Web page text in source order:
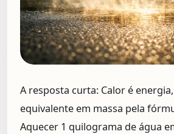
A resposta curta: Calor é
equivalente em massa pela
Aquecer 1 quilograma de água